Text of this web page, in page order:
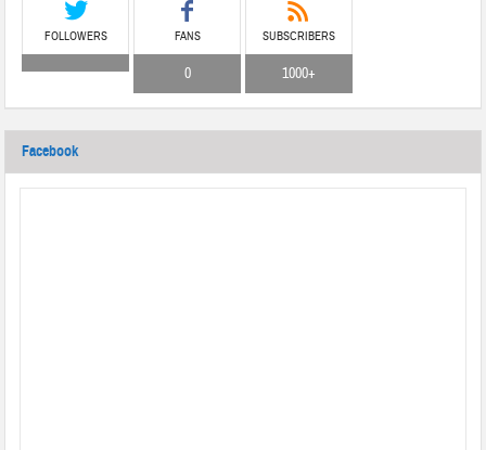
FOLLOWERS FANS
0
SUBSCRIBERS
1000+
Facebook